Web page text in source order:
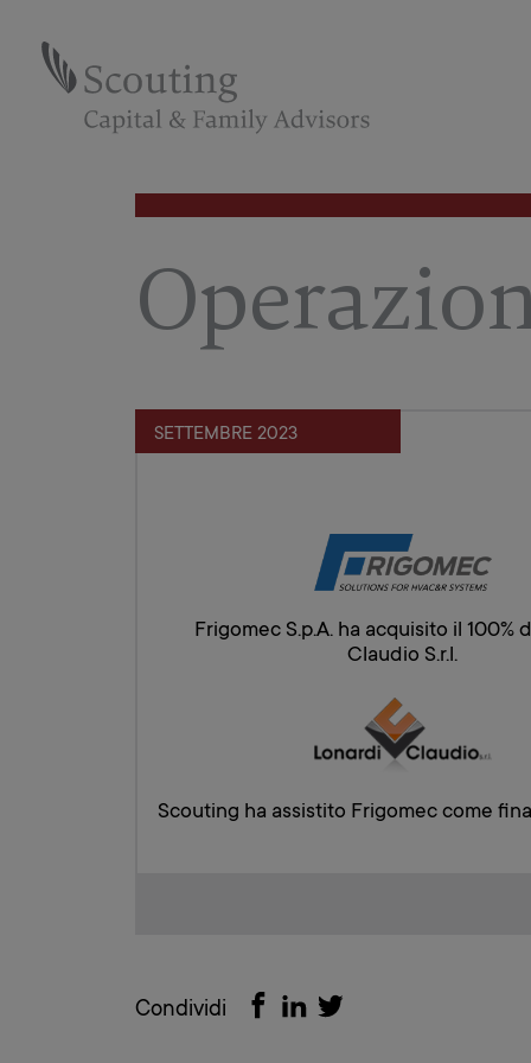
SETTEMBRE 2023
Frigomec S.p.A. ha acquisito il 100%
Claudio S.r.l.
Scouting ha assistito Frigomec come
Condividi